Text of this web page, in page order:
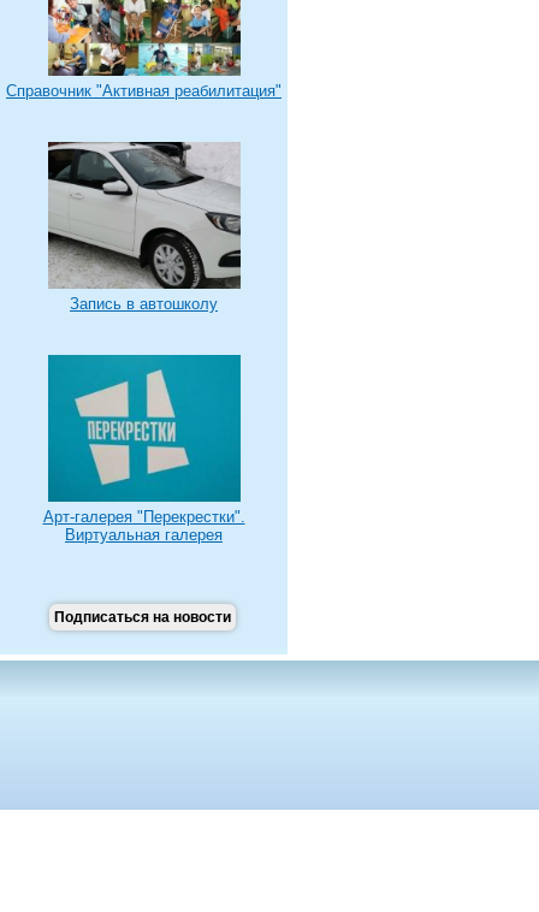
Справочник "Активная реабилитация"
Запись в автошколу
Арт-галерея "Перекрестки".
Виртуальная галерея
Подписаться на новости